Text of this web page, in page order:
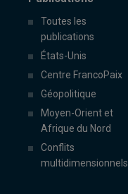
Toutes les
publications
États-Unis
Centre FrancoPaix
Géopolitique
Moyen-Orient et
Afrique du Nord
Conflits
multidimensionnels